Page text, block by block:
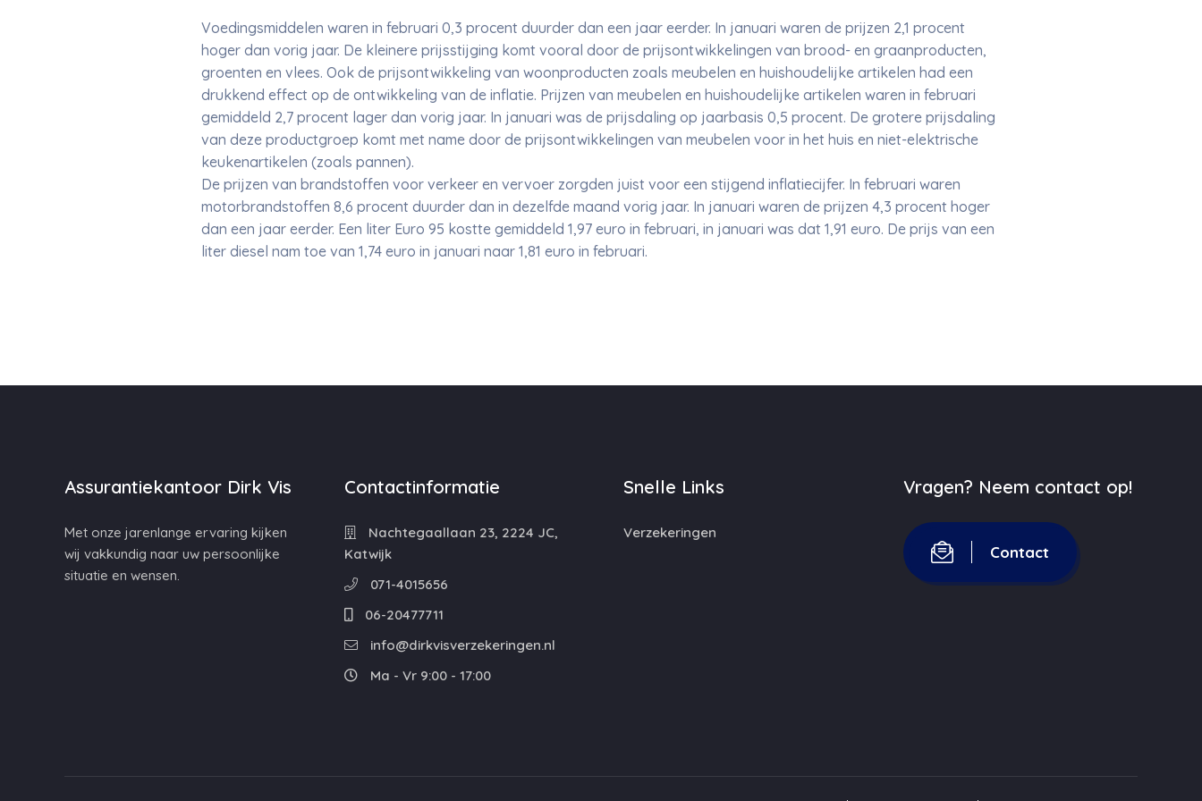
Voedingsmiddelen waren in februari 0,3 procent duurder dan een jaar eerder. In januari waren de prijzen 2,1 procent
hoger dan vorig jaar. De kleinere prijsstijging komt vooral door de prijsontwikkelingen van brood- en graanproducten,
groenten en vlees. Ook de prijsontwikkeling van woonproducten zoals meubelen en huishoudelijke artikelen had een
drukkend effect op de ontwikkeling van de inflatie. Prijzen van meubelen en huishoudelijke artikelen waren in februari
gemiddeld 2,7 procent lager dan vorig jaar. In januari was de prijsdaling op jaarbasis 0,5 procent. De grotere prijsdaling
van deze productgroep komt met name door de prijsontwikkelingen van meubelen voor in het huis en niet-elektrische
keukenartikelen (zoals pannen).
De prijzen van brandstoffen voor verkeer en vervoer zorgden juist voor een stijgend inflatiecijfer. In februari waren
motorbrandstoffen 8,6 procent duurder dan in dezelfde maand vorig jaar. In januari waren de prijzen 4,3 procent hoger
dan een jaar eerder. Een liter Euro 95 kostte gemiddeld 1,97 euro in februari, in januari was dat 1,91 euro. De prijs van een
liter diesel nam toe van 1,74 euro in januari naar 1,81 euro in februari.
Assurantiekantoor Dirk Vis
Met onze jarenlange ervaring kijken
wij vakkundig naar uw persoonlijke
situatie en wensen.
Contactinformatie
Nachtegaallaan 23, 2224 JC,
Katwijk
071-4015656
06-20477711
info@dirkvisverzekeringen.nl
Ma - Vr 9:00 - 17:00
Snelle Links
Verzekeringen
Vragen? Neem contact op!
Contact